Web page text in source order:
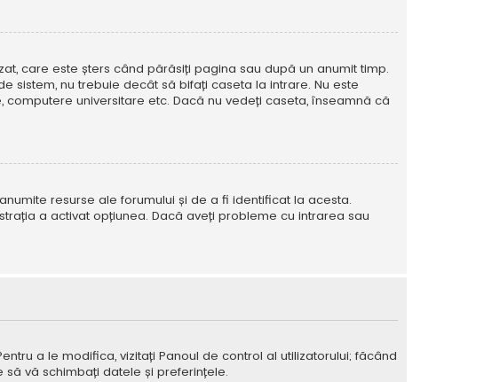
care este șters când părăsiți pagina sau după un anumit timp.
sistem, nu trebuie decât să bifați caseta la intrare. Nu este
universitare etc. Dacă nu vedeți caseta, înseamnă că
resurse ale forumului și de a fi identificat la acesta.
a activat opțiunea. Dacă aveți probleme cu intrarea sau
a le modifica, vizitați Panoul de control al utilizatorului; făcând
vă schimbați datele și preferințele.